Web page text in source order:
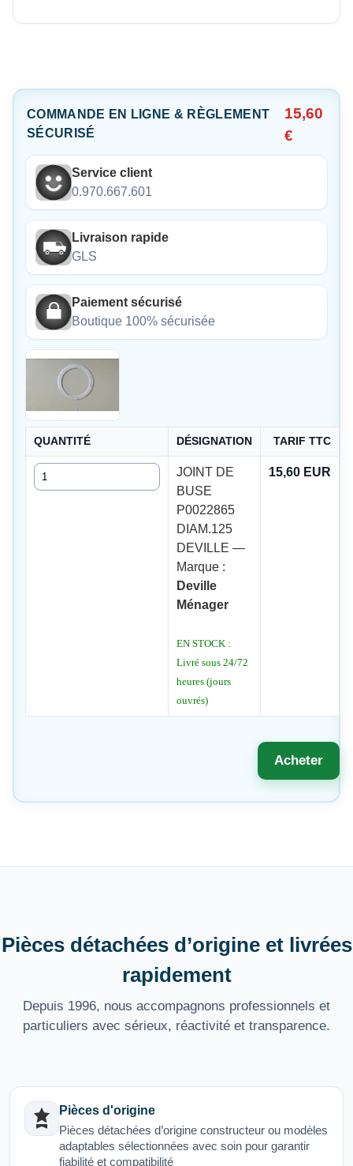
COMMANDE EN LIGNE & RÈGLEMENT
SÉCURISÉ
15,60
€
Service client
0.970.667.601
Livraison rapide
GLS
Paiement sécurisé
Boutique 100% sécurisée
QUANTITÉ DÉSIGNATION TARIF TTC
Quantité
JOINT DE
BUSE
P0022865
DIAM.125
DEVILLE —
Marque :
Deville
Ménager
EN STOCK :
Livré sous 24/72
heures (jours
ouvrés)
15,60 EUR
Acheter
Pièces détachées d’origine et livrées
rapidement
Depuis 1996, nous accompagnons professionnels et
particuliers avec sérieux, réactivité et transparence.
Pièces d'origine
Pièces détachées d’origine constructeur ou modèles
adaptables sélectionnées avec soin pour garantir
fiabilité et compatibilité